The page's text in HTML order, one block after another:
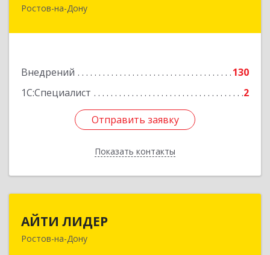
Ростов-на-Дону
Внедрений
130
1С:Специалист
2
Отправить заявку
Показать контакты
344029, Ростовская обл, Ростов-на-Дону г,
Отправить заявку
Назад
АЙТИ ЛИДЕР
Ростов-на-Дону
344065, Ростовская обл, Ростов-на-Дону г,